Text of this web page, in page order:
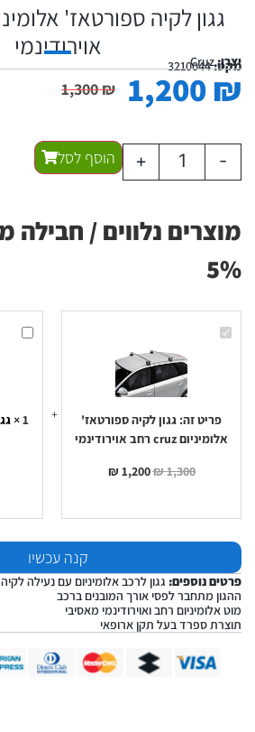
אוירודינמי
יצרן:Cruzמקט:3210044
1,300₪ 1,200₪
-
+ הוסף לסל
מוצרים נלווים /
5%
גגון
לקיה
ספורטאז'
פריט זה: גגון לקיה ספורטאז'
אלומיניום cruz רחב אוירודינמי
1,300
₪
1,200
₪
גגון
עריסה
1
×
קנה עכשיו
פרטים נוספים: גגון לרכב אלומיניום עם נעילה
ההגון מתחבר לפסי אורך המובנים ברכב
מוט אלומיניום רחב ואוירודינמי מאסיבי
תוצרת ספרד בעל תקן ארופאי